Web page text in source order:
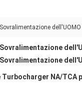
Sovralimentazione dell'UOMO
Sovralimentazione
Sovralimentazione
Turbocharger NA/TCA